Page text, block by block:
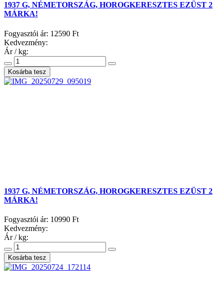
1937 G, NÉMETORSZÁG, HOROGKERESZTES EZÜST 2
MÁRKA!
Fogyasztói ár: 12590 Ft
Kedvezmény:
Ár / kg:
1937 G, NÉMETORSZÁG, HOROGKERESZTES EZÜST 2
MÁRKA!
Fogyasztói ár: 10990 Ft
Kedvezmény:
Ár / kg: